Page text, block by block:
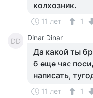
колхозник.
11 лет 1
DD Dinar Dinar
Да какой ты
б еще час
написать,
11 лет 1